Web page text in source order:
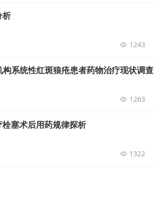
析
1243
系统性红斑狼疮患者药物治疗现状调查
1263
塞术后用药规律探析
1322